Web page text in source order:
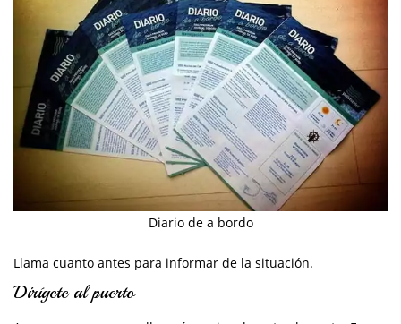
Diario de a bordo
Llama cuanto antes para informar de la situación.
Dirígete al puerto